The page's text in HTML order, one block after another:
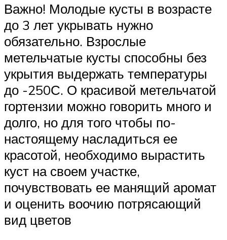
Важно! Молодые кусты в возрасте
до 3 лет укрывать нужно
обязательно. Взрослые
метельчатые кусты способны без
укрытия выдержать температуры
до -250С. О красивой метельчатой
гортензии можно говорить много и
долго, но для того чтобы по-
настоящему насладиться ее
красотой, необходимо вырастить
куст на своем участке,
почувствовать ее манящий аромат
и оценить воочию потрясающий
вид цветов